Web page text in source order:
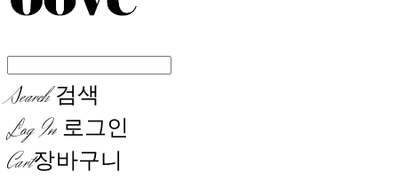
Search검색
Log In 로그인
Cart장바구니